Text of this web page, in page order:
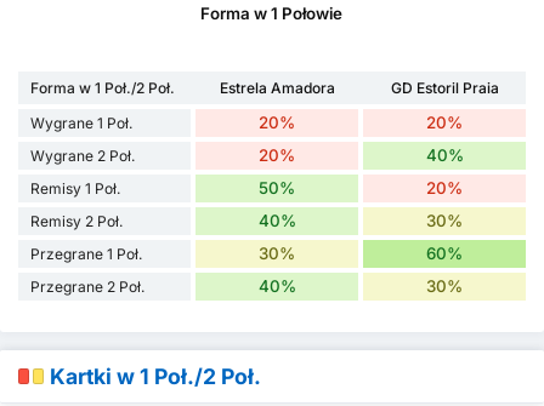
Forma w 1 Połowie
Forma w 1 Poł./2 Poł. Estrela Amadora
GD Estoril Praia
Wygrane 1 Poł.
20% 20%
Wygrane 2 Poł. 20% 40%
Remisy 1 Poł. 50% 20%
Remisy 2 Poł. 40% 30%
Przegrane 1 Poł. 30% 60%
Przegrane 2 Poł. 40% 30%
Kartki w 1 Poł./2 Poł.